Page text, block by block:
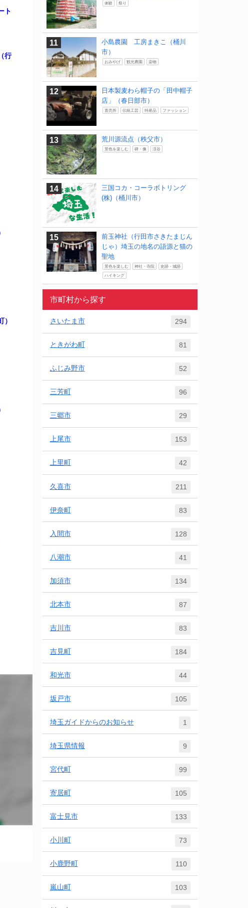
ト
行
）
体験 祭り
小島農園 工房まきこ（桶川
市）
おみやげ 観光農園 染物
日本製麦わら帽子の「田中帽子
店」（春日部市）
直売所 伝統工芸 特産品 ファッション
荒川源流点（秩父市）
景色を楽しむ 碑・像 渓谷
三国コカ・コーラボトリング
(株)（桶川市）
前玉神社（行田市さきたまじん
じゃ）埼玉の地名の語源と猫の
聖地
景色を楽しむ 神社・寺院 史跡・城跡
ハイキング
市町村から探す
さいたま市 294
ときがわ町 81
ふじみ野市 52
三芳町 96
三郷市 29
上尾市 153
上里町 42
久喜市 211
伊奈町 83
入間市 128
八潮市 41
加須市 134
北本市 87
吉川市 83
吉見町 184
和光市 44
坂戸市 105
埼玉ガイドからのお知らせ 1
埼玉県情報 9
宮代町 99
寄居町 105
富士見市 133
小川町 73
小鹿野町 110
嵐山町 103